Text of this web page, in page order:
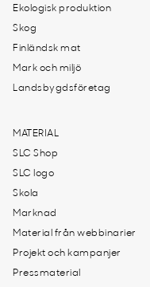
Ekologisk produktion
Skog
Finländsk mat
Mark och miljö
Landsbygdsföretag
MATERIAL
SLC Shop
SLC logo
Skola
Marknad
Material från webbinarier
Projekt och kampanjer
Pressmaterial